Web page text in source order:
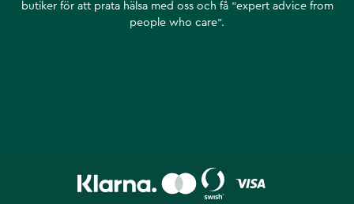
butiker för att prata hälsa med oss och få ”expert advice from
people who care”.